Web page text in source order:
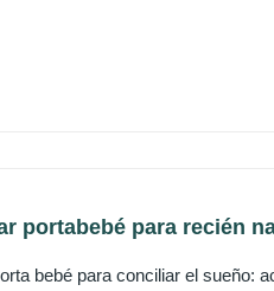
portabebé para recién
bebé para conciliar el sueño: